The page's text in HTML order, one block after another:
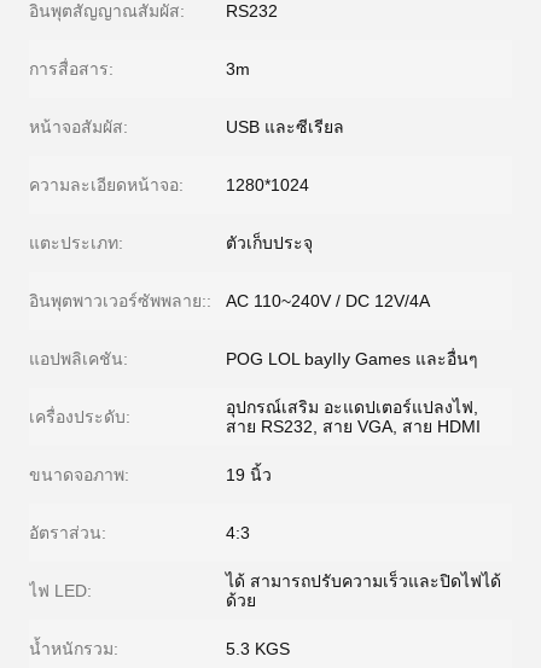
อินพุตสัญญาณสัมผัส: RS232
การสื่อสาร: 3m
หน้าจอสัมผัส: USB และซีเรียล
ความละเอียดหน้าจอ: 1280*1024
แตะประเภท: ตัวเก็บประจุ
อินพุตพาวเวอร์ซัพพลาย:: AC 110~240V / DC 12V/4A
แอปพลิเคชัน: POG LOL bayIIy Games และอื่นๆ
เครื่องประดับ:
อุปกรณ์เสริม อะแดปเตอร์แปลงไฟ,
สาย RS232, สาย VGA, สาย HDMI
ขนาดจอภาพ: 19 นิ้ว
อัตราส่วน: 4:3
ไฟ LED:
ได้ สามารถปรับความเร็วและปิดไฟได้
ด้วย
น้ำหนักรวม: 5.3 KGS